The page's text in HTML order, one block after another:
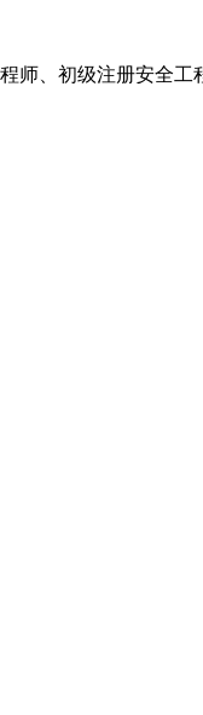
、初级注册安全工